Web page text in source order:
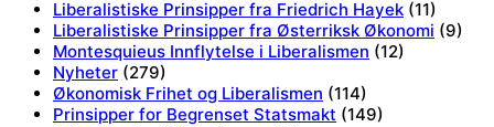
Liberalistiske Prinsipper fra Friedrich Hayek (11)
Liberalistiske Prinsipper fra Østerriksk Økonomi (9)
Montesquieus Innflytelse i Liberalismen (12)
Nyheter (279)
Økonomisk Frihet og Liberalismen (114)
Prinsipper for Begrenset Statsmakt (149)